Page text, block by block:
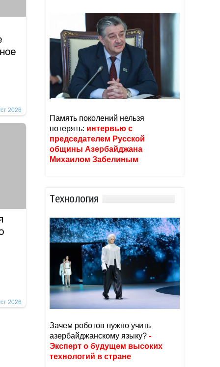
2026
2026
Память поколений нельзя
потерять: интервью с
председателем Русской
общины Азербайджана
Михаилом Забелиным
Тexнoлoгия
Зачем роботов нужно учить
азербайджанскому языку? -
Эксперт о будущем высоких
технологий в стране